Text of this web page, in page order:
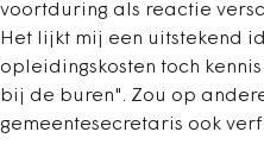
voortduring als reactie
Het lijkt mij een uitstekend
opleidingskosten toch
bij de buren". Zou op
gemeentesecretaris ook